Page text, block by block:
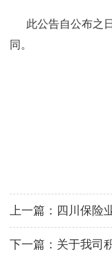
此公告自公布之日
同。
上一篇： 四川保险
下一篇： 关于我司